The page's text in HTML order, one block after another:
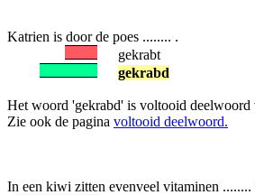
Katrien is door de poes ........ .
gekrabt
gekrabd
Het woord 'gekrabd' is voltooid deelwoord
Zie ook de pagina voltooid deelwoord.
In een kiwi zitten evenveel vitaminen ........